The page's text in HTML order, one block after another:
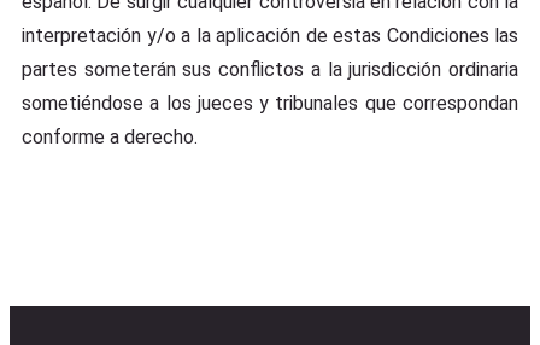
interpretación y/o a la aplicación de estas Condiciones las
partes someterán sus conflictos a la jurisdicción ordinaria
sometiéndose a los jueces y tribunales que correspondan
conforme a derecho.